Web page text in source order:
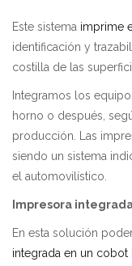
Este sistema imprime
identificación y
costilla de las
Integramos los
horno o después,
producción. Las
siendo un sistema
el automovilístico.
Impresora
En esta solución
integrada en un cobot